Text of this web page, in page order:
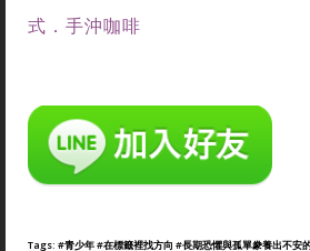
式．手沖咖啡
Tags: #青少年#在標籤裡找方向 #長期恐懼與孤單豢養出不安